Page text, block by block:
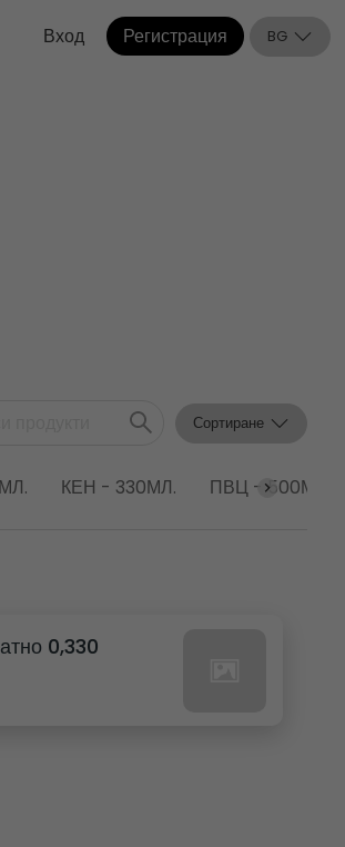
Вход Регистрация BG
Сортиране
КЕН - 330МЛ. ПВЦ - 500МЛ.
0,330